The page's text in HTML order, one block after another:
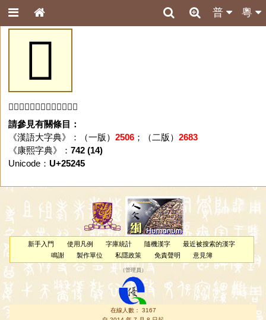
粵
普
𥉅
「𥉅」字未收錄於本資料庫。
請參見有關條目：
《漢語大字典》：（一版） 2506；（二版） 2683
《康熙字典》： 742 (14)
Unicode： U+25245
新手入門 使用凡例 字庫統計 隨機漢字
最近被搜索的漢字
鳴謝
製作單位 私隱政策 免責聲明 意見簿
（管理員 ）
在線人數： 3167